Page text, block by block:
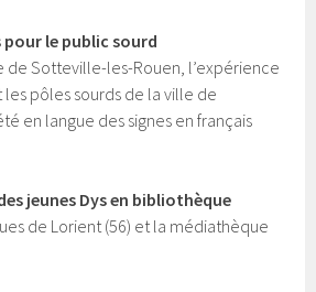
pour le public sourd
Sotteville-les-Rouen, l’expérience
les pôles sourds de la ville de
en langue des signes en français
jeunes Dys en bibliothèque
de Lorient (56) et la médiathèque